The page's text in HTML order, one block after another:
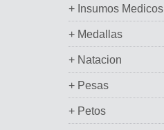
+ Insumos Medicos
+ Medallas
+ Natacion
+ Pesas
+ Petos